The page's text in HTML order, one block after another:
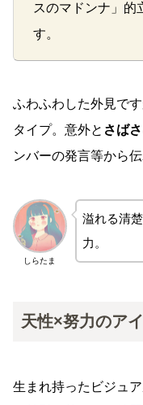
スのマドンナ」的
す。
ふわふわした外見で
タイプ。意外と さば
ンバーの発言等から伝
しらたま
溢れる清
力。
天性×努力のア
生まれ持ったビジュア